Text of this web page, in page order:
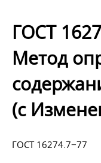
ГОСТ
Метод
(с
ГОСТ 16274.7−77